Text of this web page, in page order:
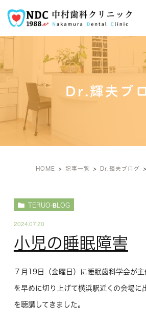
Dr.輝夫ブ
HOME 記事一覧 Dr.輝夫ブログ
TERUO-BLOG
2024.07.20
小児の睡眠障害
７月19日（金曜日）に睡眠歯科学会が
を早めに切り上げて横浜駅近くの会場に
を聴講してきました。